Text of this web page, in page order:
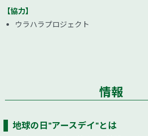
【協力】
ウラハラプロジェクト
情報
地球の日"アースデイ"とは